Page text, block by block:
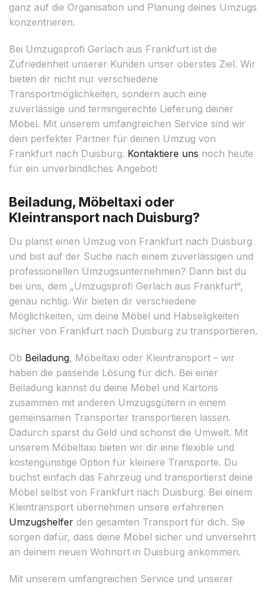
ganz auf die Organisation und Planung deines Umzugs
konzentrieren.
Bei Umzugsprofi Gerlach aus Frankfurt ist die
Zufriedenheit unserer Kunden unser oberstes Ziel. Wir
bieten dir nicht nur verschiedene
Transportmöglichkeiten, sondern auch eine
zuverlässige und termingerechte Lieferung deiner
Möbel. Mit unserem umfangreichen Service sind wir
dein perfekter Partner für deinen Umzug von
Frankfurt nach Duisburg. Kontaktiere uns noch heute
für ein unverbindliches Angebot!
Beiladung, Möbeltaxi oder
Kleintransport nach Duisburg?
Du planst einen Umzug von Frankfurt nach Duisburg
und bist auf der Suche nach einem zuverlässigen und
professionellen Umzugsunternehmen? Dann bist du
bei uns, dem „Umzugsprofi Gerlach aus Frankfurt“,
genau richtig. Wir bieten dir verschiedene
Möglichkeiten, um deine Möbel und Habseligkeiten
sicher von Frankfurt nach Duisburg zu transportieren.
Ob Beiladung, Möbeltaxi oder Kleintransport – wir
haben die passende Lösung für dich. Bei einer
Beiladung kannst du deine Möbel und Kartons
zusammen mit anderen Umzugsgütern in einem
gemeinsamen Transporter transportieren lassen.
Dadurch sparst du Geld und schonst die Umwelt. Mit
unserem Möbeltaxi bieten wir dir eine flexible und
kostengünstige Option für kleinere Transporte. Du
buchst einfach das Fahrzeug und transportierst deine
Möbel selbst von Frankfurt nach Duisburg. Bei einem
Kleintransport übernehmen unsere erfahrenen
Umzugshelfer den gesamten Transport für dich. Sie
sorgen dafür, dass deine Möbel sicher und unversehrt
an deinem neuen Wohnort in Duisburg ankommen.
Mit unserem umfangreichen Service und unserer